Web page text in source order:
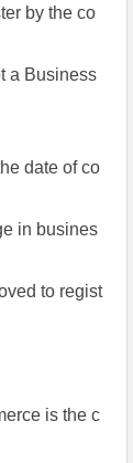
by the co
a Business
date of co
in busines
to regist
is the c